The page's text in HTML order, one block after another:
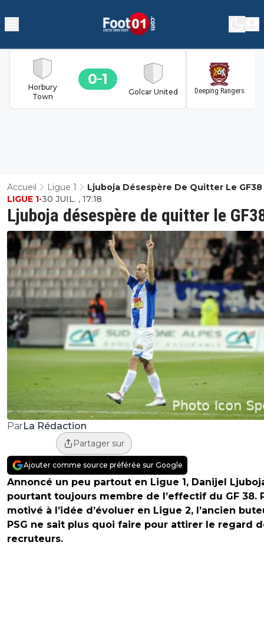
Horbury
Town
0 1
Golcar United Deeping Rangers
Accueil Ligue 1 Ljuboja Désespère De Quitter Le GF38
Ljuboja désespère de quitter le
LIGUE 1•30 JUIL. , 17:18
ParLa Rédaction
Partager sur
Ajouter comme source préférée sur Google
Annoncé un peu partout en Ligue 1, Danijel
pourtant toujours membre de l’effectif du GF 38.
motivé à l’idée d’évoluer en Ligue 2, l’ancien
PSG ne sait plus quoi faire pour attirer le regard
recruteurs.